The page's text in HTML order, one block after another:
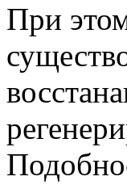
При